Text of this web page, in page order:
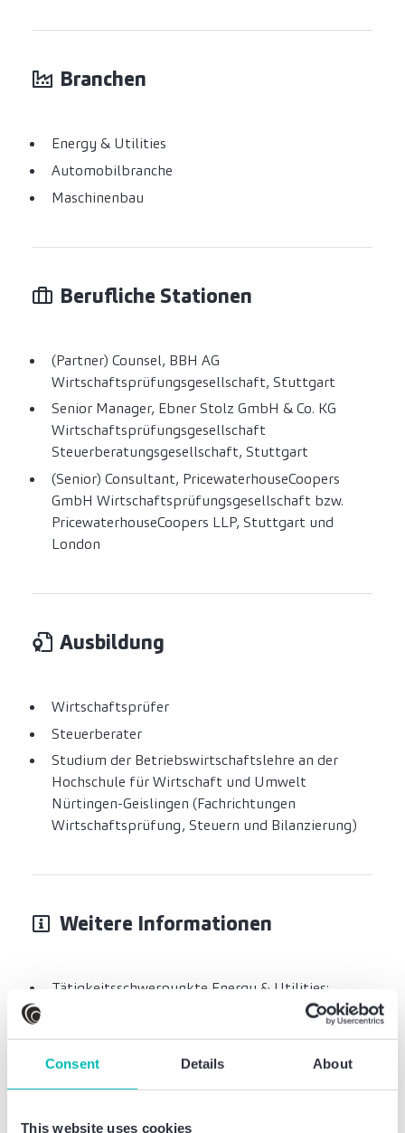
Consent Details About
This website uses cookies
Branchen
Energy & Utilities
Automobilbranche
Maschinenbau
Berufliche Stationen
(Partner) Counsel, BBH AG
Wirtschaftsprüfungsgesellschaft, Stuttgart
Senior Manager, Ebner Stolz GmbH & Co. KG
Wirtschaftsprüfungsgesellschaft
Steuerberatungsgesellschaft, Stuttgart
(Senior) Consultant, PricewaterhouseCoopers
GmbH Wirtschaftsprüfungsgesellschaft bzw.
PricewaterhouseCoopers LLP, Stuttgart und
London
Ausbildung
Wirtschaftsprüfer
Steuerberater
Studium der Betriebswirtschaftslehre an der
Hochschule für Wirtschaft und Umwelt
Nürtingen-Geislingen (Fachrichtungen
Wirtschaftsprüfung, Steuern und Bilanzierung)
Weitere Informationen
Tätigkeitsschwerpunkte Energy & Utilities:
wirtschaftliche Optimierung im Rahmen der
Gasnetzbereich sowie Transformation im Rahmen
der Dekarbonisierung